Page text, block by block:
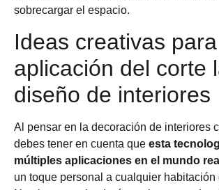
sobrecargar el espacio.
Ideas creativas
aplicación del corte
diseño de interiores
Al pensar en la decoración de interiores
debes tener en cuenta que esta
múltiples aplicaciones en el mundo real
un toque personal a cualquier habitación